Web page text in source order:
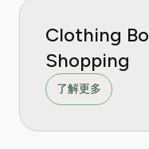
Clothing
Shopping
了解更多